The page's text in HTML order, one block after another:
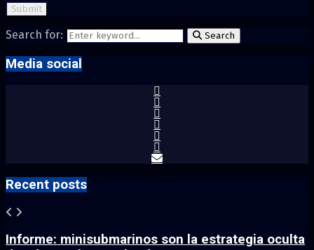
Search for: Search
Media social
Recent posts
Informe: minisubmarinos son la estrategia oculta